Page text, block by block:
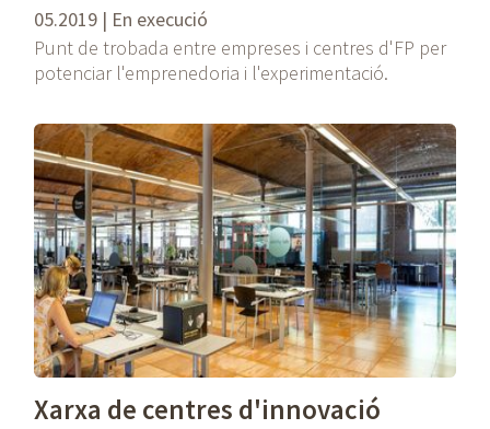
05.2019 | En execució
Punt de trobada entre empreses i centres d'FP per
potenciar l'emprenedoria i l'experimentació.
Xarxa de centres d'innovació